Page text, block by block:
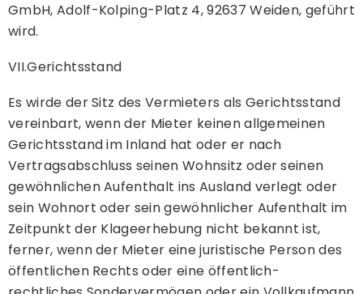
GmbH, Adolf-Kolping-Platz 4, 92637 Weiden, geführt
wird.
VII.Gerichtsstand
Es wirde der Sitz des Vermieters als Gerichtsstand
vereinbart, wenn der Mieter keinen allgemeinen
Gerichtsstand im Inland hat oder er nach
Vertragsabschluss seinen Wohnsitz oder seinen
gewöhnlichen Aufenthalt ins Ausland verlegt oder
sein Wohnort oder sein gewöhnlicher Aufenthalt im
Zeitpunkt der Klageerhebung nicht bekannt ist,
ferner, wenn der Mieter eine juristische Person des
öffentlichen Rechts oder eine öffentlich-